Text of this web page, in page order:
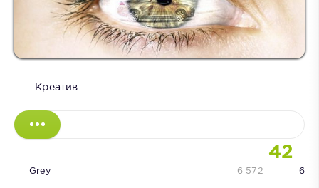
Креатив
42
Grey 6
6 572